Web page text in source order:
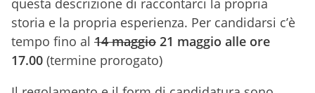
storia e la propria esperienza. Per candidarsi c’è
tempo fino al 14 maggio 21 maggio alle ore
17.00 (termine prorogato)